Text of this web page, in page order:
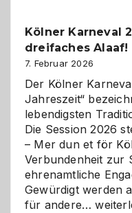
Kölner Karneval
dreifaches Alaaf!
7. Februar 2026
Der Kölner
Jahreszeit“
lebendigsten
Die Session 2026
– Mer dun et för
Verbundenheit zur
ehrenamtliche
Gewürdigt werden
für andere…Kölner